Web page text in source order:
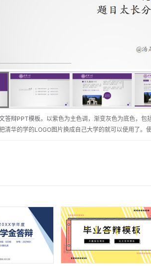
答辩PPT模板。以紫色为主色调，渐变灰色为底色，包
清华的学的LOGO图片换成自己大学的就可以使用了。